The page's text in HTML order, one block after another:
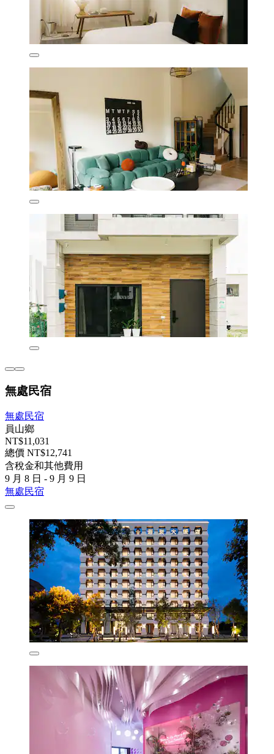
無處民宿
無處民宿
員山鄉
NT$11,031
總價 NT$12,741
含稅金和其他費用
9 月 8 日 - 9 月 9 日
無處民宿